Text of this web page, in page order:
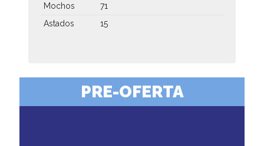
Mochos
71
Astados
15
PRE-OFERTA